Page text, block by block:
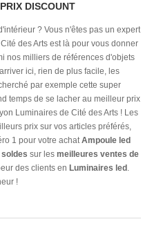
DISCOUNT
? Vous n'êtes pas un expert
des Arts est là pour vous donner
nos milliers de références d'objets
ici, rien de plus facile, les
par exemple cette super
temps de se lacher au meilleur prix
Luminaires de Cité des Arts ! Les
prix sur vos articles préférés,
1 pour votre achatAmpoule led
sur les meilleures ventes de
des clients en Luminaires led .
!